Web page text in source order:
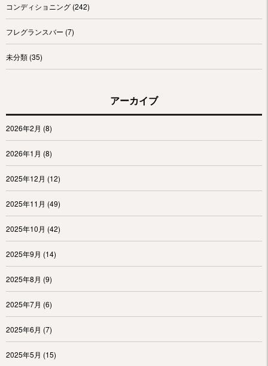
コンディショニング (242)
フレグランスバー (7)
未分類 (35)
アーカイブ
2026年2月 (8)
2026年1月 (8)
2025年12月 (12)
2025年11月 (49)
2025年10月 (42)
2025年9月 (14)
2025年8月 (9)
2025年7月 (6)
2025年6月 (7)
2025年5月 (15)